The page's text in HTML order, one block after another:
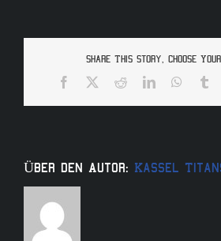
Share This Story, Choose
Facebook RedditLinkedIn
Über den Autor: Kassel